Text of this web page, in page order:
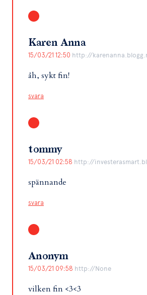
Karen Anna
15/03/21 12:50 http://
åh, sykt fin!
svara
tommy
15/03/21 02:58 http://
spännande
svara
Anonym
15/03/21 09:58 http://None
vilken fin <3<3